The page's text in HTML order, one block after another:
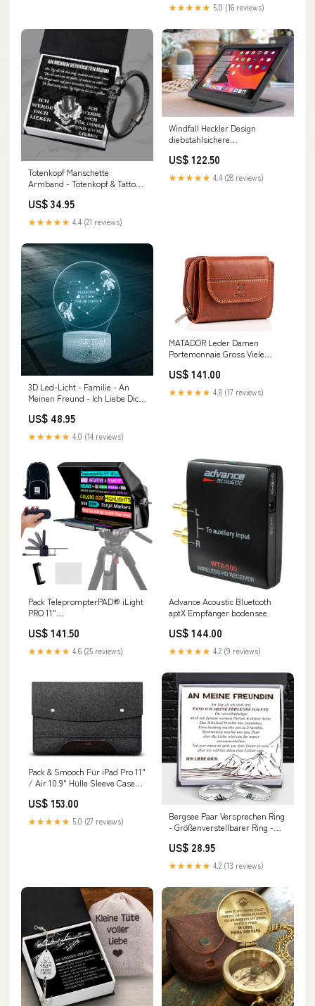
★★★★★ 5.0 (16 reviews)
Totenkopf Manschette
Armband - Totenkopf & Tattoo -
Ich Werde Dich Lieben -
Degbbh26001 Box:LED-LICHT
BOX KAUFEN + €13
US$ 34.95
★★★★★ 4.4 (21 reviews)
Windfall Heckler Design
diebstahlsichere
iPad 7, iPad 8 sowie iPad 9 ( ts
US$ 122.50
★★★★★ 4.4 (28 reviews)
3D Led-Licht - Familie - An
Meinen Freund - Ich Liebe Dich
Deglca12003 man
US$ 48.95
★★★★★ 4.0 (14 reviews)
MATADOR Leder Damen
Portemonnaie Gross Viele
NFC Schutz inkl. edler Gesc
bestseller
US$ 141.00
★★★★★ 4.8 (17 reviews)
Pack TeleprompterPAD® iLight
PRO 11"
Support-100% Alumini ts
US$ 141.50
★★★★★ 4.6 (25 reviews)
Advance Acoustic Bluetooth
aptX Empfänger bodensee
US$ 144.00
★★★★★ 4.2 (9 reviews)
Pack & Smooch Für iPad Pro 11"
/ Air 10.9" Hülle Sleeve Case
Gegerbtes Lede bodensee
US$ 153.00
★★★★★ 5.0 (27 reviews)
Bergsee Paar Versprechen Ring
- Größenverstellbarer Ring -
Ich Will Bei Allem Dein Letzter
Sein - Degrlj13006
Style:STANDARDKASTEN
US$ 28.95
★★★★★ 4.2 (13 reviews)